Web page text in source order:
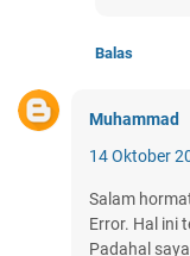
Balas
Muhammad
14 Oktober
Salam
Error. Hal ini
Padahal